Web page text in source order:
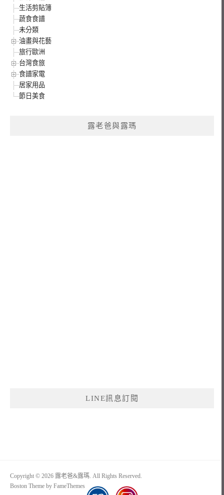
生活剪貼簿
蔬食食譜
未分類
油畫與花藝
旅行歐洲
台灣食旅
食譜家電
居家用品
節日美食
露老爸與露瑪
LINE訊息訂閱
Copyright © 2026 露老爸&露瑪. All Rights Reserved.
Boston Theme by FameThemes